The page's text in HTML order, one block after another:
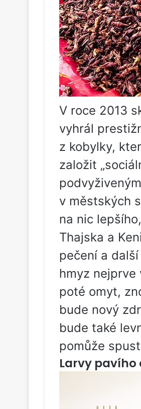
V roce 2013
vyhrál
z kobylky,
založit
v městských
na nic
Thajska a
pečení a
hmyz nejprve
poté omyt,
bude nový
bude také
pomůže
Larvy pavího